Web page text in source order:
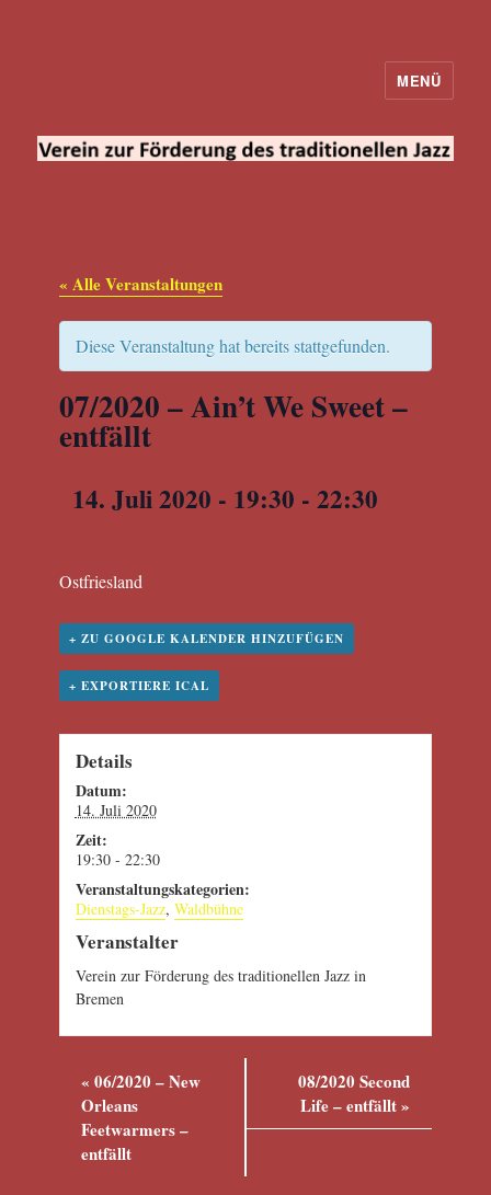
MENÜ
« Alle Veranstaltungen
Diese Veranstaltung hat bereits stattgefunden.
07/2020 – Ain’t We Sweet –
entfällt
14. Juli 2020 - 19:30 -22:30
Ostfriesland
+ ZU GOOGLE KALENDER HINZUFÜGEN
+ EXPORTIERE ICAL
Details
Datum:
14. Juli 2020
Zeit:
19:30 - 22:30
Veranstaltungskategorien:
Dienstags-Jazz, Waldbühne
Veranstalter
Verein zur Förderung des traditionellen Jazz in
Bremen
« 06/2020 – New
Orleans
Feetwarmers –
entfällt
08/2020 Second
Life – entfällt»